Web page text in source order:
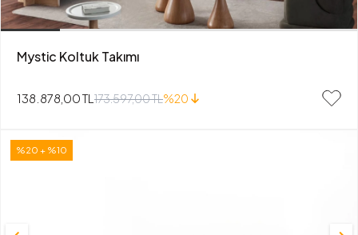
Mystic Koltuk Takımı
138.878,00 TL 173.597,00 TL%20
%20 + %10